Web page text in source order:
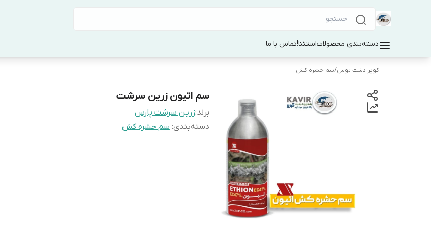
دسته‌بندی محصولاتاستثنا!تماس با ما
کویر دشت توس/سم حشره کش
سم اتیون زرین سرشت
برند:زرین سرشت پارس
دسته‌بندی: سم حشره کش